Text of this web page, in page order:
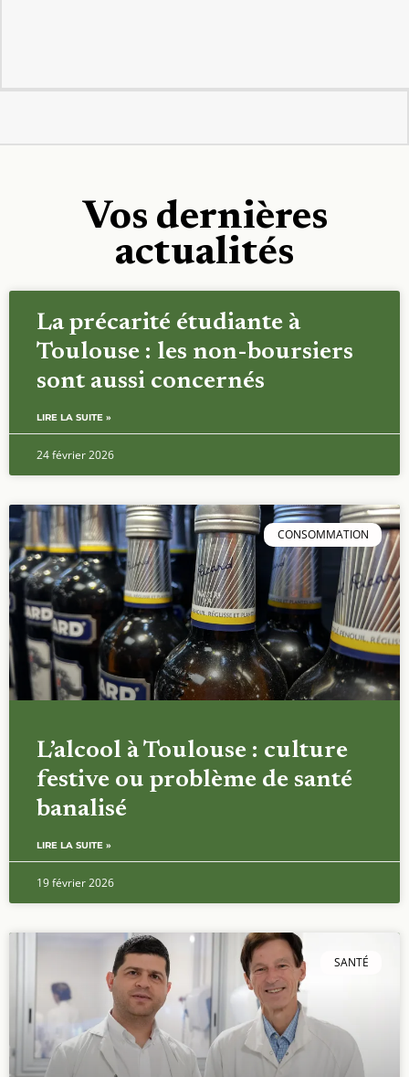
Vos dernières
actualités
La précarité étudiante à
Toulouse : les non-boursiers
sont aussi concernés
LIRE LA SUITE »
24 février 2026
CONSOMMATION
L’alcool à Toulouse : culture
festive ou problème de santé
banalisé
LIRE LA SUITE »
19 février 2026
SANTÉ